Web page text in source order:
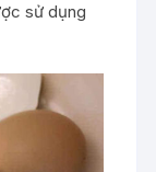
sử dụng